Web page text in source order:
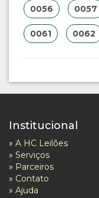
0056 0057
0061 0062
Institucional
» A HC Leilões
» Serviços
» Parceiros
» Contato
» Ajuda